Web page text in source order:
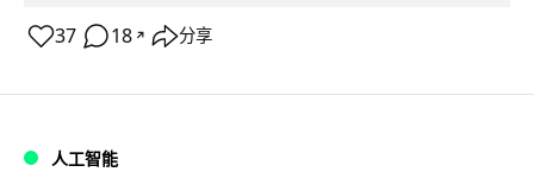
37 18 ↗ 分享
人工智能